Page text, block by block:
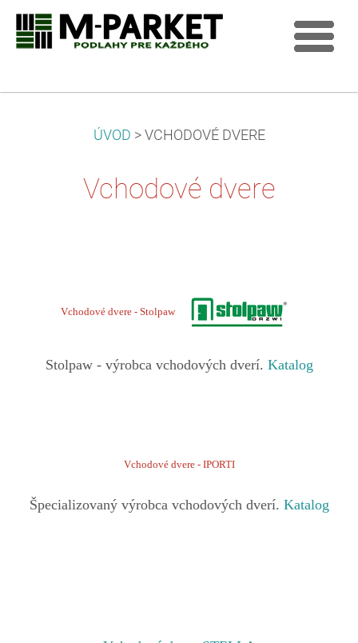
ÚVOD > VCHODOVÉ DVERE
Vchodové dvere
Vchodové dvere - Stolpaw
Stolpaw - výrobca vchodových dverí. Katalog
Vchodové dvere - IPORTI
Špecializovaný výrobca vchodových dverí. Katalog